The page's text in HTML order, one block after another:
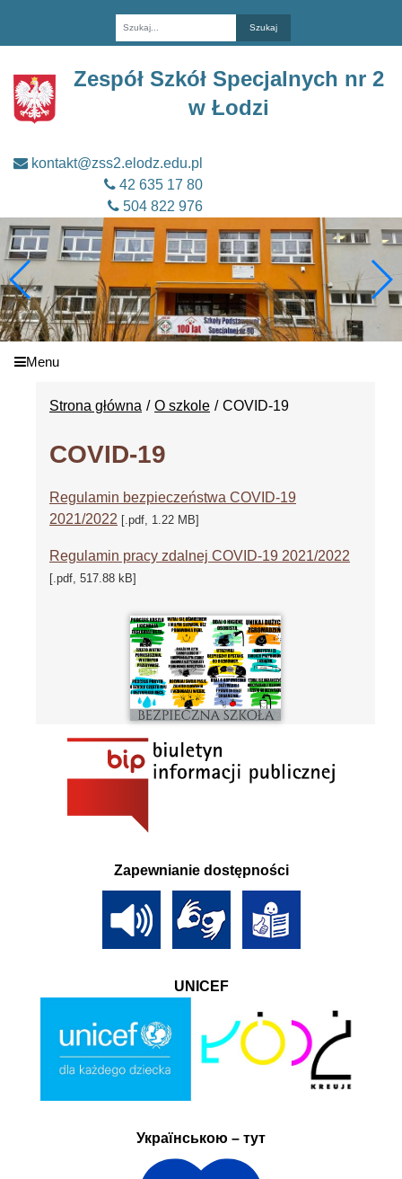
Zespół Szkół Specjalnych nr 2
w Łodzi
kontakt@zss2.elodz.edu.pl
42 635 17 80
504 822 976
Menu
Strona główna O szkole COVID-19
COVID-19
Regulamin bezpieczeństwa COVID-19
2021/2022 [.pdf, 1.22 MB]
Regulamin pracy zdalnej COVID-19 2021/2022
[.pdf, 517.88 kB]
Zapewnianie dostępności
UNICEF
Українською – тут